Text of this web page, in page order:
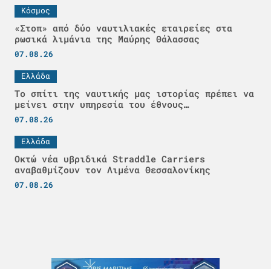
Κόσμος
«Στοπ» από δύο ναυτιλιακές εταιρείες στα
ρωσικά λιμάνια της Μαύρης Θάλασσας
07.08.26
Ελλάδα
Το σπίτι της ναυτικής μας ιστορίας πρέπει να
μείνει στην υπηρεσία του έθνους…
07.08.26
Ελλάδα
Οκτώ νέα υβριδικά Straddle Carriers
αναβαθμίζουν τον Λιμένα Θεσσαλονίκης
07.08.26